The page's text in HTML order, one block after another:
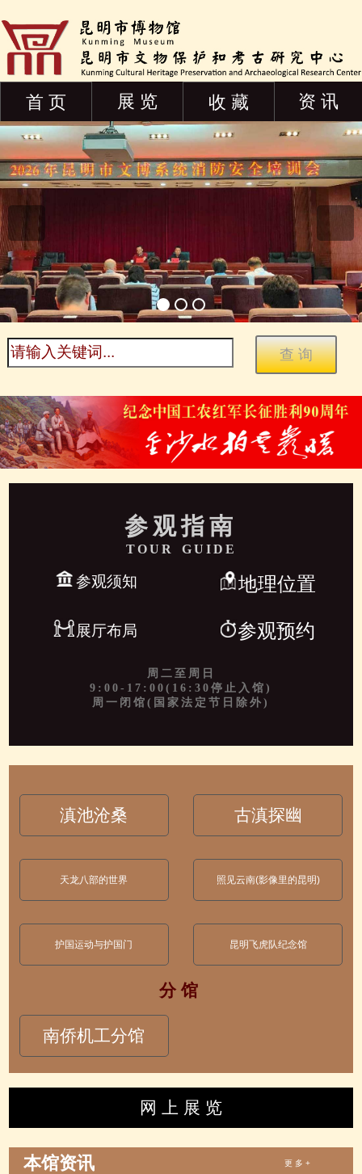
首 页 展 览 收 藏 资 讯
参观指南
TOUR GUIDE
参观须知 地理位置
展厅布局 参观预约
周二至周日
9:00-17:00(16:30停止入馆)
周一闭馆(国家法定节日除外)
滇池沧桑 古滇探幽
天龙八部的世界 照见云南(影像里的昆明)
护国运动与护国门 昆明飞虎队纪念馆
分 馆
南侨机工分馆
网 上 展 览
本馆资讯 更 多 +